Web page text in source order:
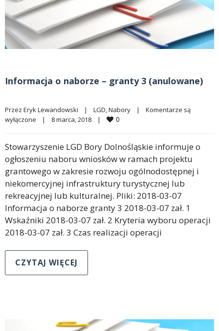
Informacja o naborze – granty 3 (anulowane)
Przez Eryk Lewandowski | LGD, Nabory |
Komentarze są
wyłączone
| 8 marca, 2018 | 0
Stowarzyszenie LGD Bory Dolnośląskie informuje o
ogłoszeniu naboru wniosków w ramach projektu
grantowego w zakresie rozwoju ogólnodostępnej i
niekomercyjnej infrastruktury turystycznej lub
rekreacyjnej lub kulturalnej. Pliki: 2018-03-07
Informacja o naborze granty 3 2018-03-07 zał. 1
Wskaźniki 2018-03-07 zał. 2 Kryteria wyboru operacji
2018-03-07 zał. 3 Czas realizacji operacji
CZYTAJ WIĘCEJ